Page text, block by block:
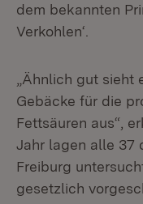
dem bekannten
Verkohlen‘.
„Ähnlich gut
Gebäcke für die
Fettsäuren aus“,
Jahr lagen alle 37
Freiburg
gesetzlich